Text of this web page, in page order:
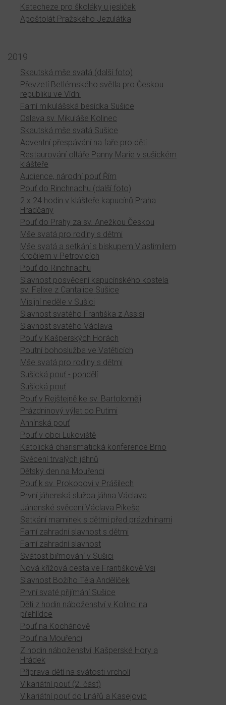
Katecheze pro školáky u jesliček
Apoštolát Pražského Jezulátka
2019
Skautská mše svatá (další foto)
Převzetí Betlémského světla pro Českou
republiku ve Vídni
Farní mikulášská besídka Sušice
Oslava sv. Mikuláše Kolinec
Skautská mše svatá Sušice
Adventní přespávání na faře pro děti
Restaurování oltáře Panny Marie v sušickém
klášteře
Audience, národní pouť Řím
Pouť do Rinchnachu (další foto)
2 x 24 hodin v klášteře kapucínů Praha
Hradčany
Pouť do Prahy za sv. Anežkou Českou
Mše svatá pro rodiny s dětmi
Mše svatá a setkání s biskupem Vlastimilem
Kročilem v Petrovicích
Pouť do Rinchnachu
Slavnost posvěcení kapucínského kostela
sv. Felixe z Cantalice Sušice
Misijní neděle v Sušici
Slavnost svatého Františka z Assisi
Slavnost svatého Václava
Pouť v Kašperských Horách
Poutní bohoslužba ve Vatěticích
Mše svatá pro rodiny s dětmi
Sušická pouť - pondělí
Sušická pouť
Pouť v Rejštejně ke sv. Bartoloměji
Prázdninový výlet do Putimi
Annínská pouť
Pouť v obci Lukoviště
Katolická charismatická konference Brno
Svěcení trvalých jáhnů
Dětský den na Mouřenci
Pouť k sv. Prokopovi v Prášilech
První jáhenská služba jáhna Václava
Jáhenské svěcení Václava Pikeše
Setkání maminek s dětmi před prázdninami
Farní zahradní slavnost s dětmi
Farní zahradní slavnost
Svátost biřmování v Sušici
Nová křížová cesta ve Františkově Vsi
Slavnost Božího Těla Andělíček
První svaté přijímání Sušice
Děti z hodin náboženství v Kolinci na
přehlídce
Pouť na Kochánově
Pouť na Mouřenci
Z hodin náboženství, Kašperské Hory a
Hrádek
Příprava dětí na svátosti vrcholí
Vikariátní pouť (2. část)
Vikariátní pouť do Lnářů a Kasejovic